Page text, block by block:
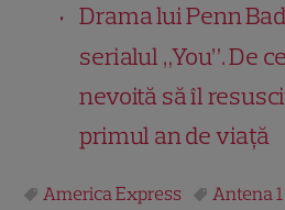
Drama lui Penn
serialul „You”. De
nevoită să îl
primul an de viață
America Express Antena 1